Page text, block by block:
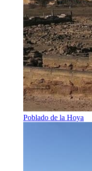
Poblado de la Hoya